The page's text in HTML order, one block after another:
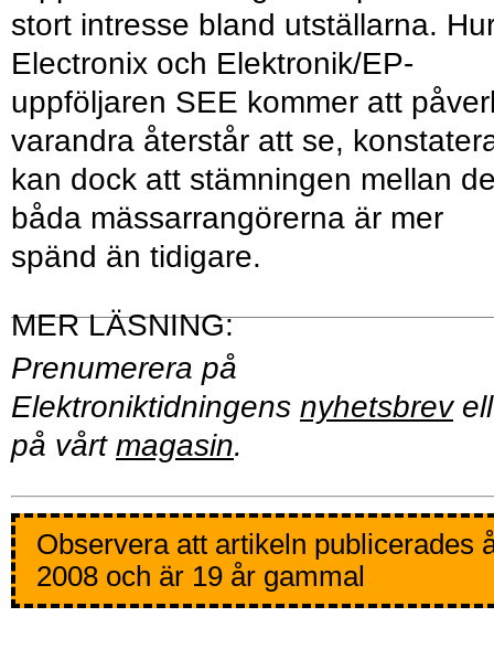
stort intresse bland utställarna.
Electronix och Elektronik/EP-
uppföljaren SEE kommer att
varandra återstår att se,
kan dock att stämningen mellan
båda mässarrangörerna är mer
spänd än tidigare.
Prenumerera på
Elektroniktidningens nyhetsbrev
på vårt magasin.
Observera att artikeln publicerades
2008 och är 19 år gammal